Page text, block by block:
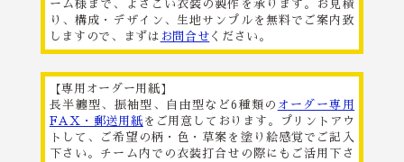
ーム様まで、よさこい衣装の製作を承ります。お見積
り、構成・デザイン、生地サンプルを無料でご案内致
しますので、まずは お問合せ ください。
【専用オーダー用紙】
長半纏型、振袖型、自由型など6種類の オーダー専用
FAX・郵送用紙 をご用意しております。プリントアウ
トして、ご希望の柄・色・草案を塗り絵感覚でご記入
下さい。チーム内での衣装打合せの際にもご活用下さ